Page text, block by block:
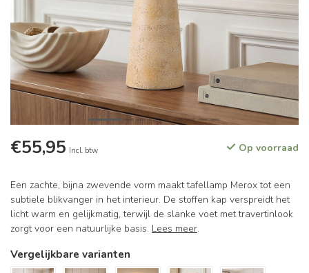
€55,95 Incl. btw Op voorraad
Een zachte, bijna zwevende vorm maakt tafellamp Merox tot een
subtiele blikvanger in het interieur. De stoffen kap verspreidt het
licht warm en gelijkmatig, terwijl de slanke voet met travertinlook
zorgt voor een natuurlijke basis. Lees meer.
Vergelijkbare varianten